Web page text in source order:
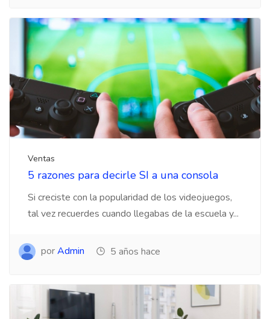
Ventas
5 razones para decirle SI a una consola
Si creciste con la popularidad de los videojuegos,
tal vez recuerdes cuando llegabas de la escuela y...
porAdmin 5 años hace